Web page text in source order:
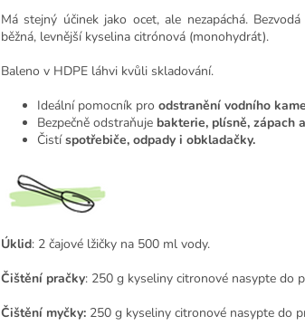
Má stejný účinek jako ocet, ale nezapáchá.Bezvodá
běžná, levnější kyselina citrónová (monohydrát).
Baleno v HDPE láhvi kvůli skladování.
Ideální pomocník pro odstranění vodního
Bezpečně odstraňuje bakterie, plísně, zápach
Čistíspotřebiče, odpady i obkladačky.
Úklid: 2 čajové lžičky na 500 ml vody.
Čištění pračky: 250 g kyseliny citronové nasypte do
Čištění myčky: 250 g kyseliny citronové nasypte do